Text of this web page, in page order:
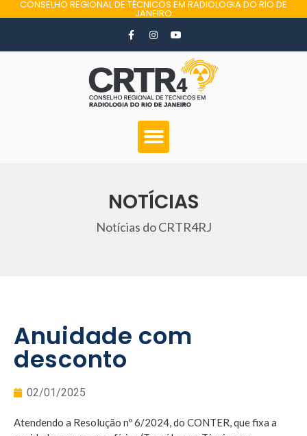
CONSELHO REGIONAL DE TÉCNICOS EM RADIOLOGIA DO RIO DE
JANEIRO
NOTÍCIAS
Notícias do CRTR4RJ
Anuidade com
desconto
02/01/2025
Atendendo a Resolução nº 6/2024, do CONTER, que fixa a